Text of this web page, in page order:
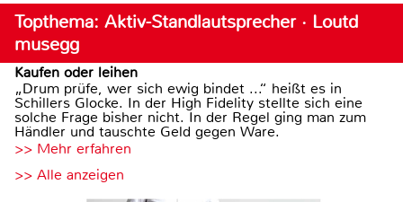
Topthema: Aktiv-Standlautsprecher · Loutd
musegg
Kaufen oder leihen
„Drum prüfe, wer sich ewig bindet ...“ heißt es in
Schillers Glocke. In der High Fidelity stellte sich eine
solche Frage bisher nicht. In der Regel ging man zum
Händler und tauschte Geld gegen Ware.
>> Mehr erfahren
>> Alle anzeigen